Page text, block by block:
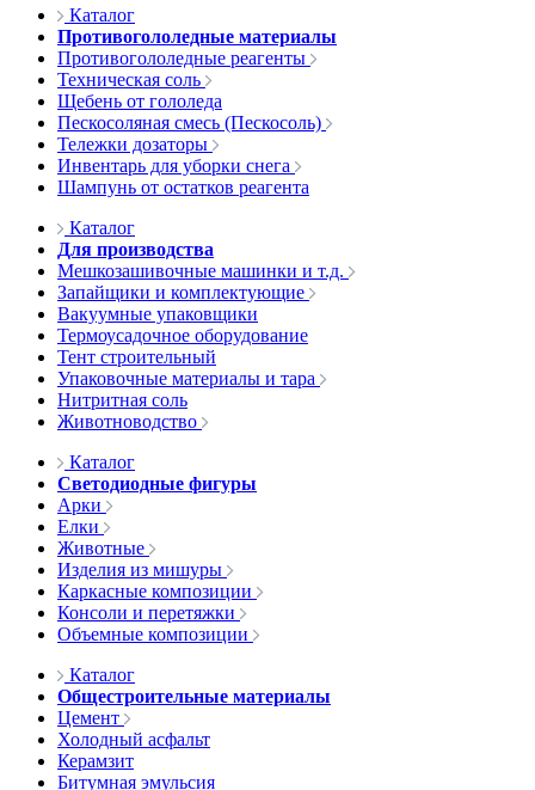
Каталог
Противогололедные материалы
Противогололедные реагенты
Техническая соль
Щебень от гололеда
Пескосоляная смесь (Пескосоль)
Тележки дозаторы
Инвентарь для уборки снега
Шампунь от остатков реагента
Каталог
Для производства
Мешкозашивочные машинки и т.д.
Запайщики и комплектующие
Вакуумные упаковщики
Термоусадочное оборудование
Тент строительный
Упаковочные материалы и тара
Нитритная соль
Животноводство
Каталог
Светодиодные фигуры
Арки
Елки
Животные
Изделия из мишуры
Каркасные композиции
Консоли и перетяжки
Объемные композиции
Каталог
Общестроительные материалы
Цемент
Холодный асфальт
Керамзит
Битумная эмульсия